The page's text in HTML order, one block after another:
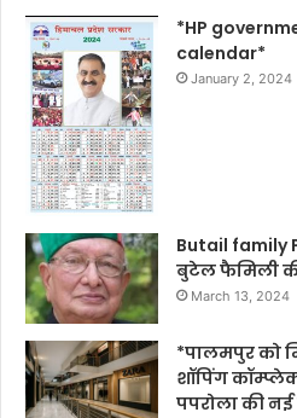
*HP
calendar*
January 2, 2024
Butail family
बुटेल फैमिली
March 13, 2024
*पालमपुर को
शॉपिंग
पपरोला की